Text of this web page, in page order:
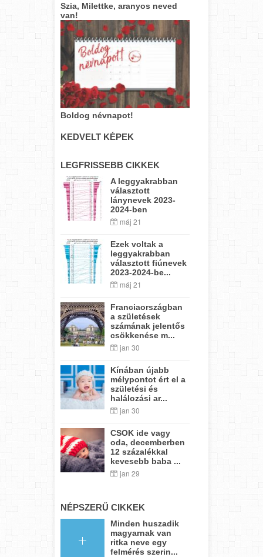
Szia, Milettke, aranyos neved
van!
Boldog névnapot!
KEDVELT KÉPEK
LEGFRISSEBB CIKKEK
A leggyakrabban
választott
lánynevek 2023-
2024-ben
máj 21
Ezek voltak a
leggyakrabban
választott fiúnevek
2023-2024-be...
máj 21
Franciaországban
a születések
számának jelentős
csökkenése m...
jan 30
Kínában újabb
mélypontot ért el a
születési és
halálozási ar...
jan 30
CSOK ide vagy
oda, decemberben
12 százalékkal
kevesebb baba ...
jan 29
NÉPSZERŰ CIKKEK
Minden huszadik
magyarnak van
ritka neve egy
felmérés szerin...